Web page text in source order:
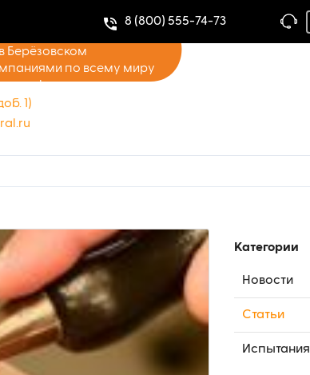
8 (800) 555-74-73
Берёзовском
по всему миру
1)
Категории
Новости
Статьи
Испытания